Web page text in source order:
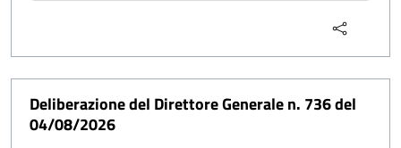
Deliberazione del Direttore Generale n. 736 del
04/08/2026